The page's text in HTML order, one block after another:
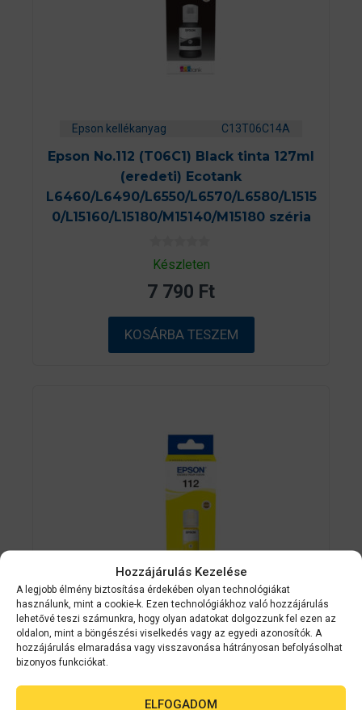
Hozzájárulás Kezelése
A legjobb élmény biztosítása érdekében olyan technológiákat
használunk, mint a cookie-k. Ezen technológiákhoz való hozzájárulás
lehetővé teszi számunkra, hogy olyan adatokat dolgozzunk fel ezen az
oldalon, mint a böngészési viselkedés vagy az egyedi azonosítók. A
hozzájárulás elmaradása vagy visszavonása hátrányosan befolyásolhat
bizonyos funkciókat.
ELFOGADOM
Epson kellékanyag C13T06C14A
Epson No.112 (T06C1) Black tinta 127ml
(eredeti) Ecotank
L6460/L6490/L6550/L6570/L6580/L1515
0/L15160/L15180/M15140/M15180 széria
0
a
5
b
ő
l
Készleten
7 790 Ft
KOSÁRBA TESZEM
Epson kellékanyag C13T06C44A
Epson No.112 (T06C4) Yellow tinta
70ml (eredeti) Ecotank
L6460/L6490/L6550/L6570/L6580/L1515